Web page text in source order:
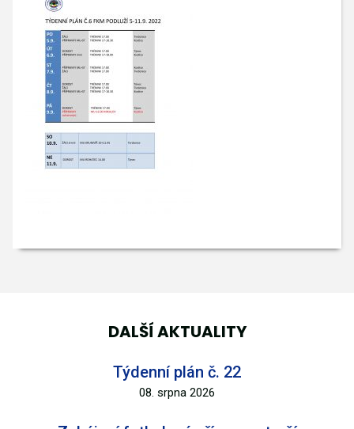
DALŠÍ AKTUALITY
Týdenní plán č. 22
08. srpna 2026